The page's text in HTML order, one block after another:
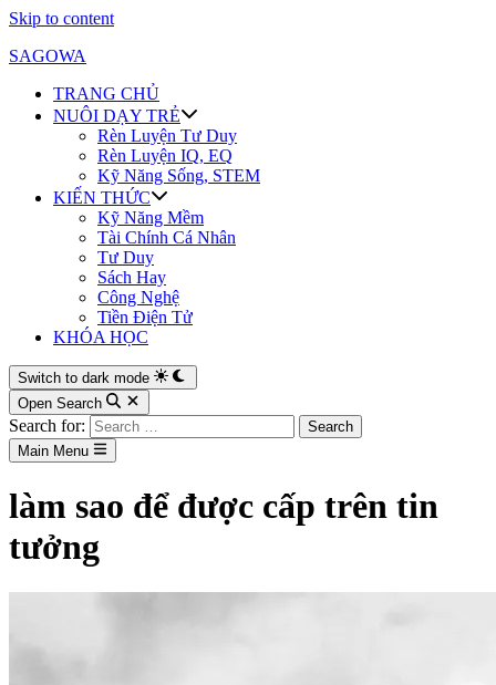
Skip to content
SAGOWA
TRANG CHỦ
NUÔI DẠY TRẺ
Rèn Luyện Tư Duy
Rèn Luyện IQ, EQ
Kỹ Năng Sống, STEM
KIẾN THỨC
Kỹ Năng Mềm
Tài Chính Cá Nhân
Tư Duy
Sách Hay
Công Nghệ
Tiền Điện Tử
KHÓA HỌC
Switch to dark mode
Open Search
Search for:
Main Menu
làm sao để được cấp trên tin
tưởng